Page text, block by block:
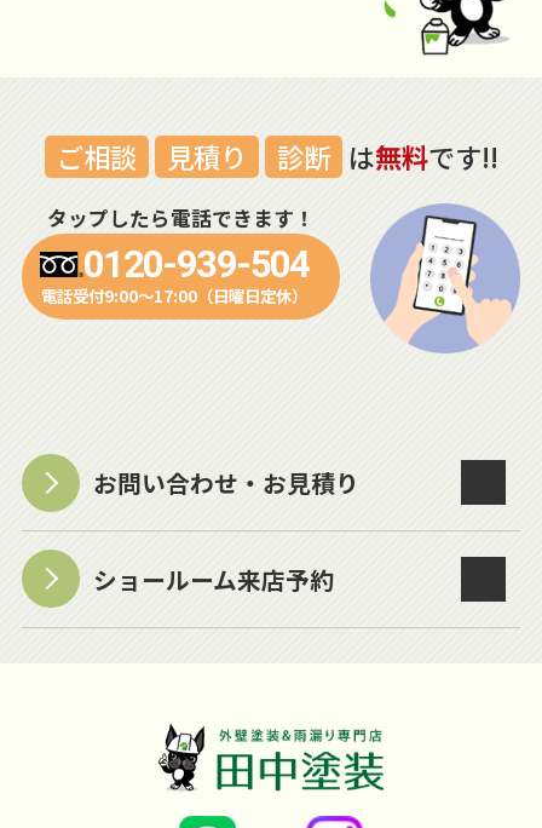
ご相談 見積り 診断 は無料です!!
タップしたら電話できます！
0120-939-504
電話受付9:00～17:00（日曜日定休）
お問い合わせ・お見積り
ショールーム来店予約